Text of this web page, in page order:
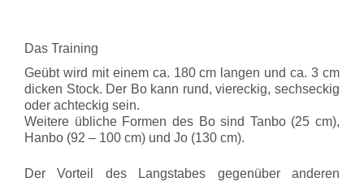
Das Training
Geübt wird mit einem ca. 180 cm langen und ca. 3 cm
dicken Stock. Der Bo kann rund, viereckig, sechseckig
oder achteckig sein.
Weitere übliche Formen des Bo sind Tanbo (25 cm),
Hanbo (92 – 100 cm) und Jo (130 cm).
Der Vorteil des Langstabes gegenüber anderen